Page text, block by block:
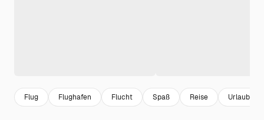
Flug Flughafen Flucht Spaß Reise Urlaub